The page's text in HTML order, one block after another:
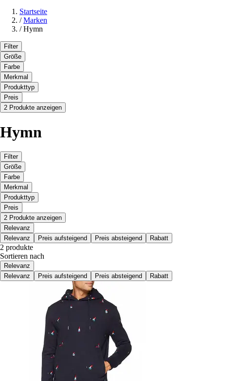
Startseite
/ Marken
/ Hymn
Filter
Größe
Farbe
Merkmal
Produkttyp
Preis
2 Produkte anzeigen
Hymn
Filter
Größe
Farbe
Merkmal
Produkttyp
Preis
2 Produkte anzeigen
Relevanz
Relevanz
Preis aufsteigend Preis absteigend Rabatt
2 produkte
Sortieren nach
Relevanz
Relevanz
Preis aufsteigend Preis absteigend Rabatt